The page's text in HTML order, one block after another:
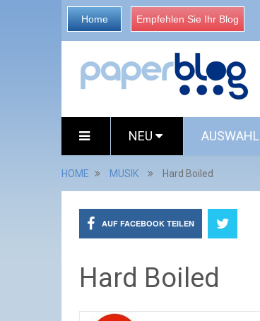
Home Empfehlen Sie Ihr Blog
NEU AUSWAHL
HOME MUSIK Hard Boiled
AUF FACEBOOK TEILEN
Hard Boiled